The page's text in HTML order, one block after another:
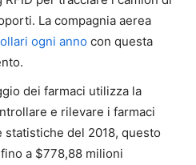
La compagnia aerea
ogni anno con questa
dei farmaci utilizza la
e rilevare i farmaci
del 2018, questo
a $778,88 milioni